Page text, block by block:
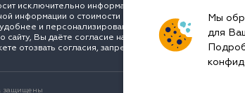
исключительно информационный характер и не
информации о стоимости и сроках выполнения
и персонализированее для вас мы используем
сайту, Вы даёте согласие на обработку персональных
отозвать согласия, запретить сохранение Cookie в
защищены
Мы
для